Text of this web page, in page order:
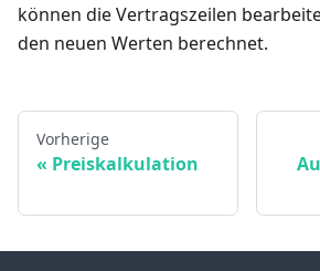
können die Vertragszeilen
den neuen Werten berechnet.
Vorherige
Preiskalkulation